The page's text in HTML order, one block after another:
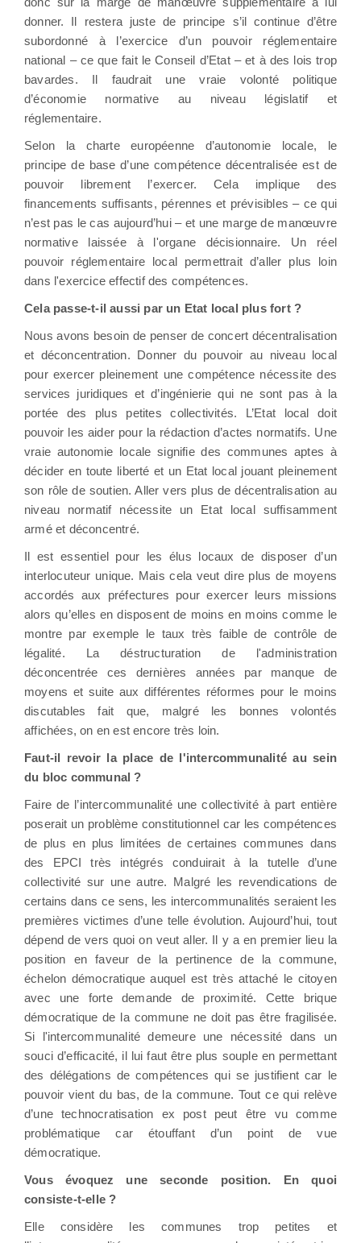
donner. Il restera juste de principe s’il continue d’être
subordonné à l’exercice d’un pouvoir réglementaire
national – ce que fait le Conseil d’Etat – et à des lois trop
bavardes. Il faudrait une vraie volonté politique
d’économie normative au niveau législatif et
réglementaire.
Selon la charte européenne d’autonomie locale, le
principe de base d’une compétence décentralisée est de
pouvoir librement l’exercer. Cela implique des
financements suffisants, pérennes et prévisibles – ce qui
n’est pas le cas aujourd’hui – et une marge de manœuvre
normative laissée à l'organe décisionnaire. Un réel
pouvoir réglementaire local permettrait d’aller plus loin
dans l'exercice effectif des compétences.
Cela passe-t-il aussi par un Etat local plus fort ?
Nous avons besoin de penser de concert décentralisation
et déconcentration. Donner du pouvoir au niveau local
pour exercer pleinement une compétence nécessite des
services juridiques et d’ingénierie qui ne sont pas à la
portée des plus petites collectivités. L’Etat local doit
pouvoir les aider pour la rédaction d’actes normatifs. Une
vraie autonomie locale signifie des communes aptes à
décider en toute liberté et un Etat local jouant pleinement
son rôle de soutien. Aller vers plus de décentralisation au
niveau normatif nécessite un Etat local suffisamment
armé et déconcentré.
Il est essentiel pour les élus locaux de disposer d’un
interlocuteur unique. Mais cela veut dire plus de moyens
accordés aux préfectures pour exercer leurs missions
alors qu’elles en disposent de moins en moins comme le
montre par exemple le taux très faible de contrôle de
légalité. La déstructuration de l'administration
déconcentrée ces dernières années par manque de
moyens et suite aux différentes réformes pour le moins
discutables fait que, malgré les bonnes volontés
affichées, on en est encore très loin.
Faut-il revoir la place de l'intercommunalité au sein
du bloc communal ?
Faire de l’intercommunalité une collectivité à part entière
poserait un problème constitutionnel car les compétences
de plus en plus limitées de certaines communes dans
des EPCI très intégrés conduirait à la tutelle d’une
collectivité sur une autre. Malgré les revendications de
certains dans ce sens, les intercommunalités seraient les
premières victimes d’une telle évolution. Aujourd’hui, tout
dépend de vers quoi on veut aller. Il y a en premier lieu la
position en faveur de la pertinence de la commune,
échelon démocratique auquel est très attaché le citoyen
avec une forte demande de proximité. Cette brique
démocratique de la commune ne doit pas être fragilisée.
Si l'intercommunalité demeure une nécessité dans un
souci d’efficacité, il lui faut être plus souple en permettant
des délégations de compétences qui se justifient car le
pouvoir vient du bas, de la commune. Tout ce qui relève
d’une technocratisation ex post peut être vu comme
problématique car étouffant d’un point de vue
démocratique.
Vous évoquez une seconde position. En quoi
consiste-t-elle ?
Elle considère les communes trop petites et